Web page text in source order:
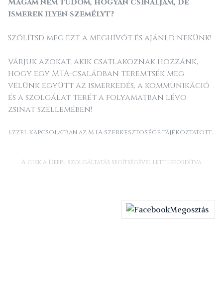
ismerek ilyen személyt?
Szólítsd meg ezt a meghívót és ajánld nekünk!
Várjuk azokat, akik csatlakoznak hozzánk,
hogy egy MTA-családban teremtsék meg
velünk együtt az ismerkedés, a kommunikáció
és a szolgálat terét a folyamatban lévo
zsinat szellemében!
Ezzel kapcsolatban az MTA szerkesztosége tájékoztatott.
A cikk a DeepL szolgáltatás segítségével lett lefordítva
Megosztás